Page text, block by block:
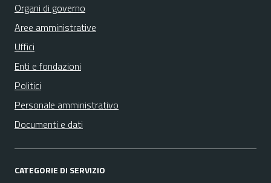
Organi di governo
Aree amministrative
Uffici
Enti e fondazioni
Politici
Personale amministrativo
Documenti e dati
CATEGORIE DI SERVIZIO